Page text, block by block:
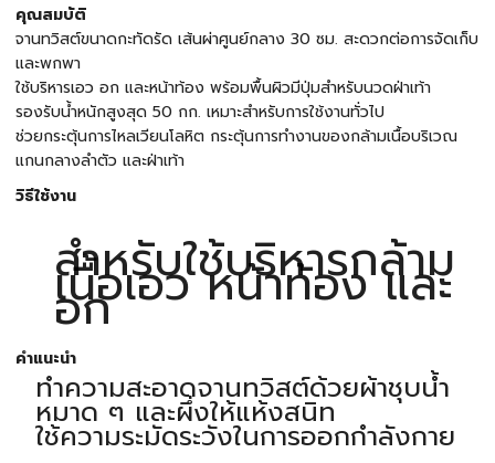
คุณสมบัติ
จานทวิสต์ขนาดกะทัดรัด เส้นผ่าศูนย์กลาง 30 ซม. สะดวกต่อการจัดเก็บ
และพกพา
ใช้บริหารเอว อก และหน้าท้อง พร้อมพื้นผิวมีปุ่มสำหรับนวดฝ่าเท้า
รองรับน้ำหนักสูงสุด 50 กก. เหมาะสำหรับการใช้งานทั่วไป
ช่วยกระตุ้นการไหลเวียนโลหิต กระตุ้นการทำงานของกล้ามเนื้อบริเวณ
แกนกลางลำตัว และฝ่าเท้า
วิธีใช้งาน
สำหรับใช้บริหารกล้าม
เนื้อเอว หน้าท้อง และ
อก
คำแนะนำ
ทำความสะอาดจานทวิสต์ด้วยผ้าชุบน้ำ
หมาด ๆ และผึ่งให้แห้งสนิท
ใช้ความระมัดระวังในการออกกำลังกาย